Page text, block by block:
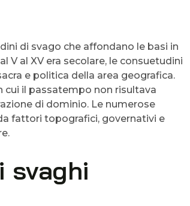
di svago che affondano le basi in
al XV era secolare, le consuetudini
e politica della area geografica.
il passatempo non risultava
di dominio. Le numerose
fattori topografici, governativi e
svaghi